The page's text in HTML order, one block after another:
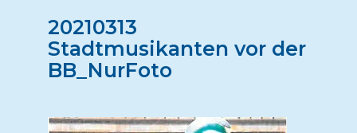
20210313
Stadtmusikanten vor der
BB_NurFoto